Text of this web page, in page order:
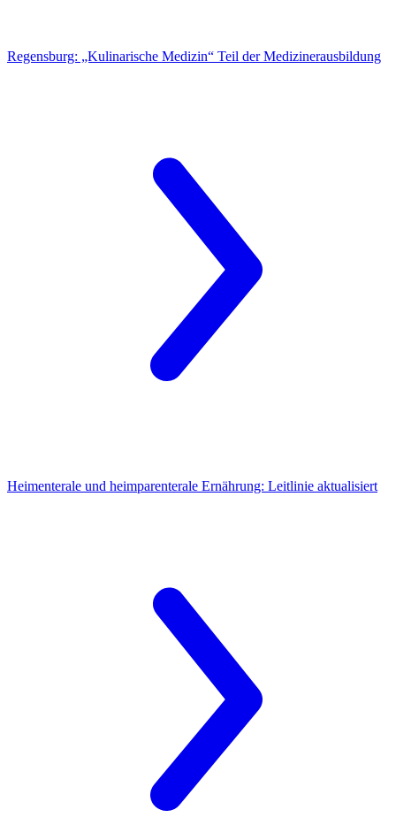
Regensburg: „Kulinarische Medizin“ Teil der Medizinerausbildung
Heimenterale und heimparenterale Ernährung: Leitlinie aktualisiert